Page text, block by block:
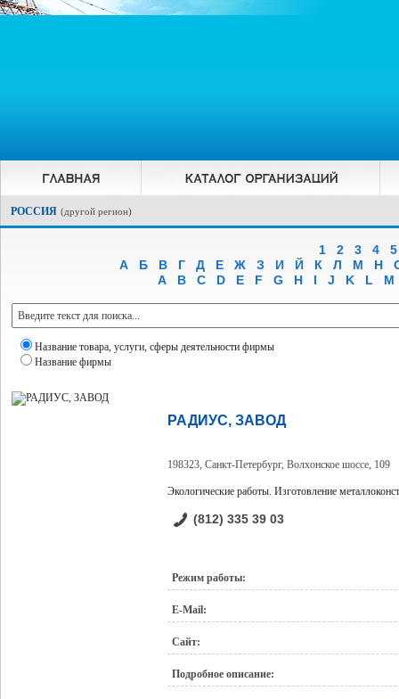
РОССИЯ (другой регион)
1 2 3 4
5
А
Б В Г Д Е Ж З И Й К Л М Н
A
B C D E F G H I J K L M
Название товара, услуги, сферы деятельности фирмы
Название фирмы
РАДИУС, ЗАВОД
198323, Санкт-Петербург, Волхонское шоссе, 109
Экологические работы. Изготовление
(812) 335 39 03
Режим работы:
E-Mail:
Сайт:
Подробное описание: